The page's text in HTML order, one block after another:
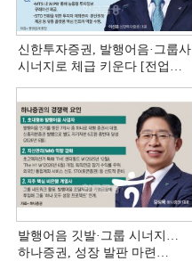
신한투자증권, 발행어음·그룹사
시너지로 체급 키운다 [전업계
발행어음 깃발·그룹 시너지…
하나증권, 성장 발판 마련